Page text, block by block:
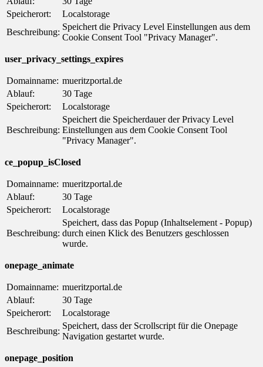
Speicherort:
Localstorage
Beschreibung:
Speichert die Privacy Level Einstellungen aus dem
Cookie Consent Tool "Privacy Manager".
user_privacy_settings_expires
Domainname: mueritzportal.de
Ablauf:
30 Tage
Speicherort:
Localstorage
Beschreibung:
Speichert die Speicherdauer der Privacy Level
Einstellungen aus dem Cookie Consent Tool
"Privacy Manager".
ce_popup_isClosed
Domainname: mueritzportal.de
Ablauf:
30 Tage
Speicherort:
Localstorage
Beschreibung:
Speichert, dass das Popup (Inhaltselement - Popup)
durch einen Klick des Benutzers geschlossen
wurde.
onepage_animate
Domainname: mueritzportal.de
Ablauf:
30 Tage
Speicherort:
Localstorage
Beschreibung:
Speichert, dass der Scrollscript für die Onepage
Navigation gestartet wurde.
onepage_position